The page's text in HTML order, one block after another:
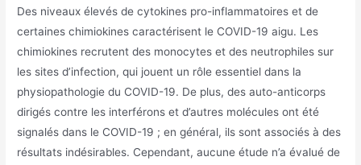
Des niveaux élevés de cytokines pro-inflammatoires et de
certaines chimiokines caractérisent le COVID-19 aigu. Les
chimiokines recrutent des monocytes et des neutrophiles sur
les sites d’infection, qui jouent un rôle essentiel dans la
physiopathologie du COVID-19. De plus, des auto-anticorps
dirigés contre les interférons et d’autres molécules ont été
signalés dans le COVID-19 ; en général, ils sont associés à des
résultats indésirables. Cependant, aucune étude n’a évalué de